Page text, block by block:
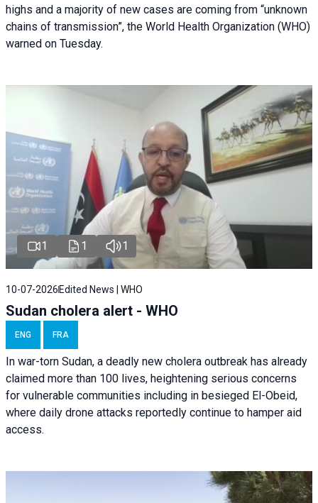
highs and a majority of new cases are coming from “unknown
chains of transmission”, the World Health Organization (WHO)
warned on Tuesday.
1 1 1
10-07-2026 Edited News | WHO
Sudan cholera alert - WHO
ENG FRA
In war-torn Sudan, a deadly new cholera outbreak has already
claimed more than 100 lives, heightening serious concerns
for vulnerable communities including in besieged El-Obeid,
where daily drone attacks reportedly continue to hamper aid
access.